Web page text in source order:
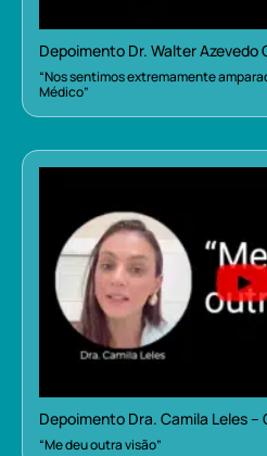
Depoimento Dr. Walter Azevedo
“Nos sentimos extremamente
Médico”
Depoimento Dra. Camila Leles –
“Me deu outra visão”